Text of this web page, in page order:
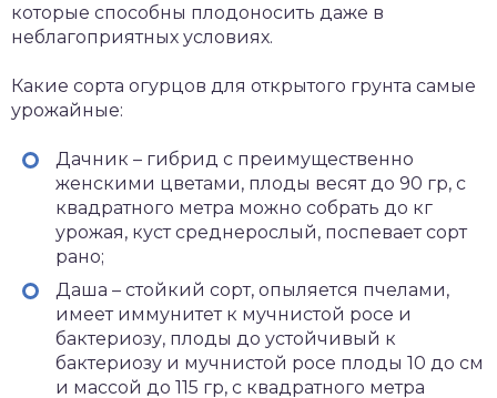
которые способны плодоносить даже в
неблагоприятных условиях.
Какие сорта огурцов для открытого грунта самые
урожайные:
Дачник – гибрид с преимущественно
женскими цветами, плоды весят до 90 гр, с
квадратного метра можно собрать до кг
урожая, куст среднерослый, поспевает сорт
рано;
Даша – стойкий сорт, опыляется пчелами,
имеет иммунитет к мучнистой росе и
бактериозу, плоды до устойчивый к
бактериозу и мучнистой росе плоды 10 до см
и массой до 115 гр, с квадратного метра